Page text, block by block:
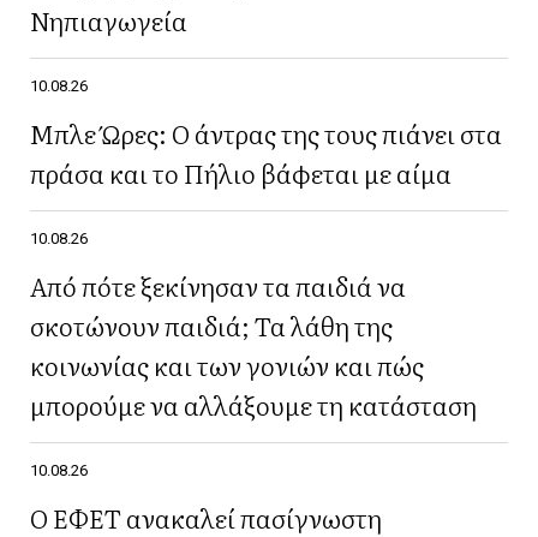
Νηπιαγωγεία
10.08.26
Μπλε Ώρες: Ο άντρας της τους πιάνει στα
πράσα και το Πήλιο βάφεται με αίμα
10.08.26
Από πότε ξεκίνησαν τα παιδιά να
σκοτώνουν παιδιά; Τα λάθη της
κοινωνίας και των γονιών και πώς
μπορούμε να αλλάξουμε τη κατάσταση
10.08.26
Ο ΕΦΕΤ ανακαλεί πασίγνωστη